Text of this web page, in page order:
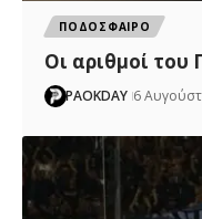
ΠΟΔΟΣΦΑΙΡΟ
Oι αριθμοί
PAOKDAY 6